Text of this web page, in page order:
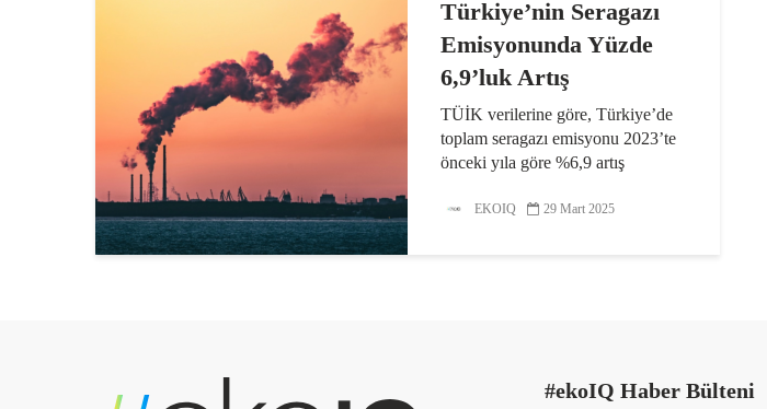
Türkiye’nin Seragazı
Emisyonunda Yüzde
6,9’luk Artış
TÜİK verilerine göre, Türkiye’de
toplam seragazı emisyonu 2023’te
önceki yıla göre %6,9 artış
karbondioksit (CO2) eş değeri
EKOIQ 29 Mart 2025
#ekoIQ Haber Bülteni